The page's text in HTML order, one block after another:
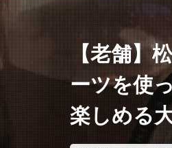
【老舗】
ーツを使
楽しめる